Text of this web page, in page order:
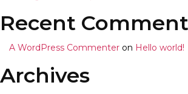
Recent
A WordPress Commenter on Hello world!
Archives